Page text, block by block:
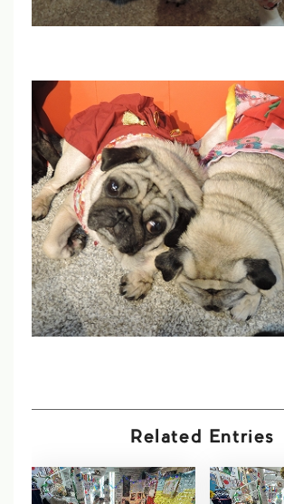
Related Entries